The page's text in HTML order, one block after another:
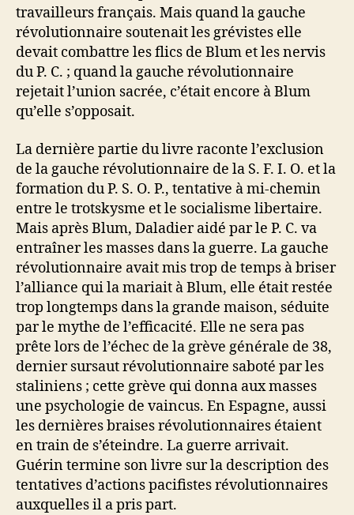
travailleurs français. Mais quand la gauche
révolutionnaire soutenait les grévistes elle
devait combattre les flics de Blum et les nervis
du P. C. ; quand la gauche révolutionnaire
rejetait l’union sacrée, c’était encore à Blum
qu’elle s’opposait.
La dernière partie du livre raconte l’exclusion
de la gauche révolutionnaire de la S. F. I. O. et la
formation du P. S. O. P., tentative à mi-chemin
entre le trotskysme et le socialisme libertaire.
Mais après Blum, Daladier aidé par le P. C. va
entraîner les masses dans la guerre. La gauche
révolutionnaire avait mis trop de temps à briser
l’alliance qui la mariait à Blum, elle était restée
trop longtemps dans la grande maison, séduite
par le mythe de l’efficacité. Elle ne sera pas
prête lors de l’échec de la grève générale de 38,
dernier sursaut révolutionnaire saboté par les
staliniens ; cette grève qui donna aux masses
une psychologie de vaincus. En Espagne, aussi
les dernières braises révolutionnaires étaient
en train de s’éteindre. La guerre arrivait.
Guérin termine son livre sur la description des
tentatives d’actions pacifistes révolutionnaires
auxquelles il a pris part.